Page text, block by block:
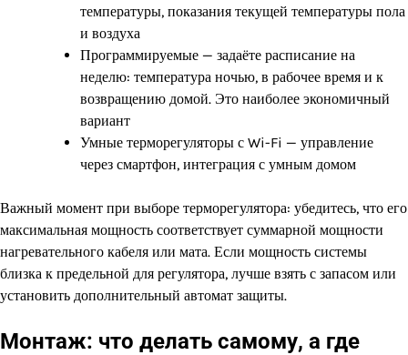
температуры, показания текущей температуры пола
и воздуха
Программируемые — задаёте расписание на
неделю: температура ночью, в рабочее время и к
возвращению домой. Это наиболее экономичный
вариант
Умные терморегуляторы с Wi-Fi — управление
через смартфон, интеграция с умным домом
Важный момент при выборе терморегулятора: убедитесь, что его
максимальная мощность соответствует суммарной мощности
нагревательного кабеля или мата. Если мощность системы
близка к предельной для регулятора, лучше взять с запасом или
установить дополнительный автомат защиты.
Монтаж: что делать самому, а где